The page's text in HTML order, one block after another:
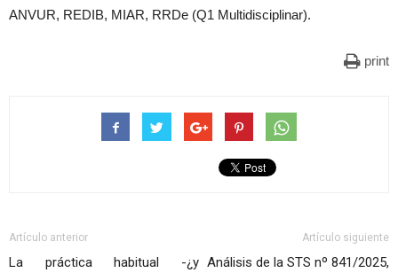
ANVUR, REDIB, MIAR, RRDe (Q1 Multidisciplinar).
print
Artículo anterior
La práctica habitual -¿y
Artículo siguiente
Análisis de la STS nº 841/2025,